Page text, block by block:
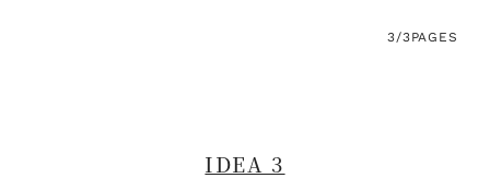
3/3PAGES
IDEA 3